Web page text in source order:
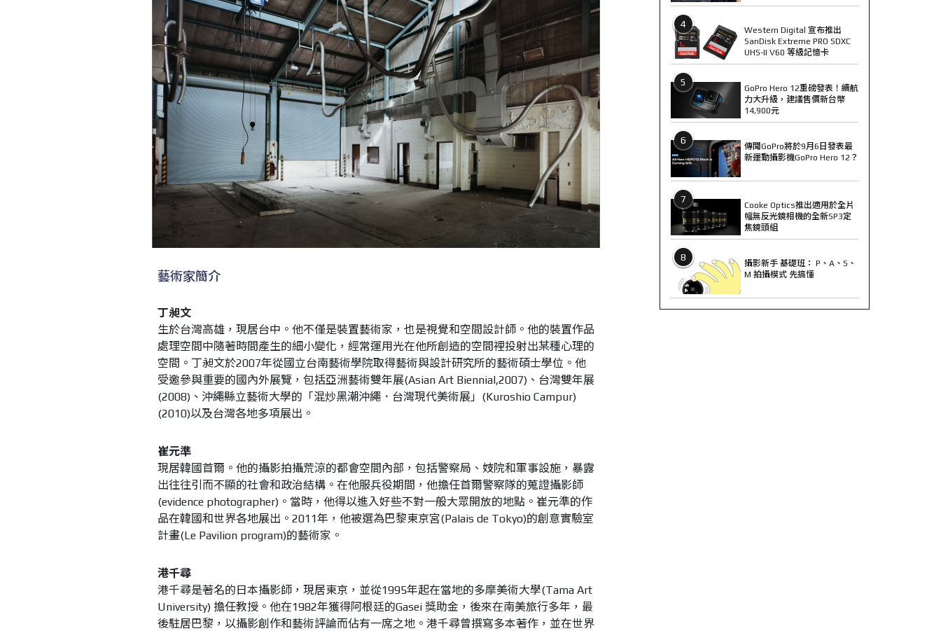
藝術家簡介
丁昶文
生於台灣高雄，現居台中。他不僅是裝置藝術家，也是視覺和空間設計師。他的裝置作品
處理空間中隨著時間產生的細小變化，經常運用光在他所創造的空間裡投射出某種心理的
空間。丁昶文於2007年從國立台南藝術學院取得藝術與設計研究所的藝術碩士學位。他
受邀參與重要的國內外展覽，包括亞洲藝術雙年展(Asian Art Biennial,2007)、台灣雙年展
(2008)、沖繩縣立藝術大學的「混炒黑潮沖繩．台灣現代美術展」(Kuroshio Campur)
(2010)以及台灣各地多項展出。
崔元準
現居韓國首爾。他的攝影拍攝荒涼的都會空間內部，包括警察局、妓院和軍事設施，暴露
出往往引而不顯的社會和政治結構。在他服兵役期間，他擔任首爾警察隊的蒐證攝影師
(evidence photographer)。當時，他得以進入好些不對一般大眾開放的地點。崔元準的作
品在韓國和世界各地展出。2011年，他被選為巴黎東京宮(Palais de Tokyo)的創意實驗室
計畫(Le Pavilion program)的藝術家。
港千尋
港千尋是著名的日本攝影師，現居東京，並從1995年起在當地的多摩美術大學(Tama Art
University) 擔任教授。他在1982年獲得阿根廷的Gasei 獎助金，後來在南美旅行多年，最
後駐居巴黎，以攝影創作和藝術評論而佔有一席之地。港千尋曾撰寫多本著作，並在世界
4
Western Digital 宣布推出
SanDisk Extreme PRO SDXC
UHS-II V60 等級記憶卡
5
GoPro Hero 12重磅發表！續航
力大升級，建議售價新台幣
14,900元
6
傳聞GoPro將於9月6日發表最
新運動攝影機GoPro Hero 12？
7
Cooke Optics推出適用於全片
幅無反光鏡相機的全新SP3定
焦鏡頭組
8
攝影新手 基礎班： P、A、S、
M 拍攝模式 先搞懂